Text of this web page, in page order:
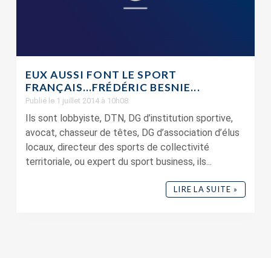
EUX AUSSI FONT LE SPORT
FRANÇAIS…FRÉDÉRIC BESNIE...
Publié le 1 juillet 2014 à 10h08
Ils sont lobbyiste, DTN, DG d’institution sportive,
avocat, chasseur de têtes, DG d’association d’élus
locaux, directeur des sports de collectivité
territoriale, ou expert du sport business, ils...
LIRE LA SUITE »